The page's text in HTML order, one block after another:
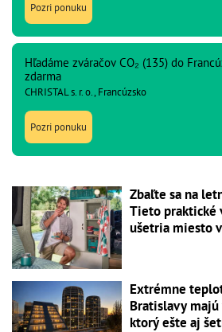
Pozri ponuku
Hľadáme zváračov CO₂ (135) do
zdarma
CHRISTAL s. r. o., Francúzsko
Pozri ponuku
Zbaľte sa na
Tieto praktické
ušetria miesto
Extrémne
Bratislavy
ktorý ešte aj